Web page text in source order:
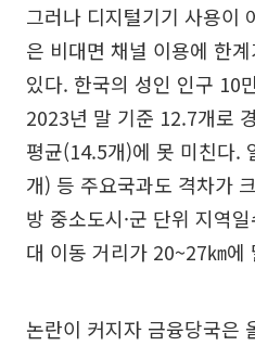
그러나 디지털기기 사용이
은 비대면 채널 이용에 한
있다. 한국의 성인 인구 10
2023년 말 기준 12.7개로
평균(14.5개)에 못 미친다.
개) 등 주요국과도 격차가
방 중소도시·군 단위 지역
대 이동 거리가 20~27㎞에
논란이 커지자 금융당국은